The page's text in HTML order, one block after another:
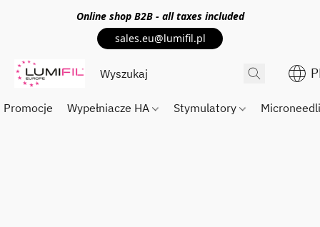
Online shop B2B - all taxes included
sales.eu@lumifil.pl
Promocje Wypełniacze HA Stymulatory